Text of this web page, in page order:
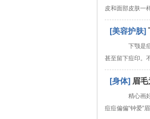
皮和面部皮肤一
[美容护肤]
下颚是痘
甚至留下痘印。
[身体] 眉
精心画好
痘痘偏偏“钟爱”